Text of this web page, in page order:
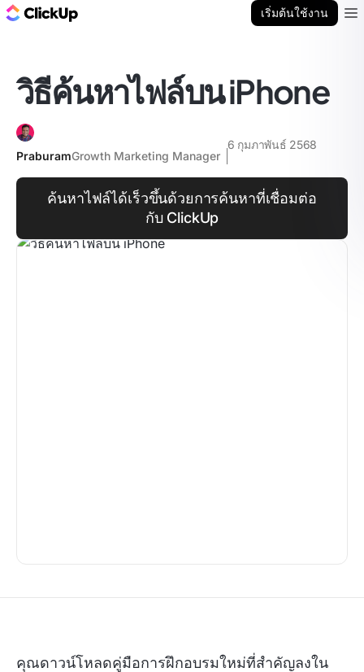
เริ่มต้นใช้งาน
วิธีค้นหาไฟล์บน iPhone
PraburamGrowth Marketing Manager
6 กุมภาพันธ์ 2568
ค้นหาไฟล์ได้เร็วขึ้นด้วยการค้นหาที่เชื่อมต่อ
กับ ClickUp
คุณดาวน์โหลดคู่มือการฝึกอบรมใหม่ที่สำคัญลงใน